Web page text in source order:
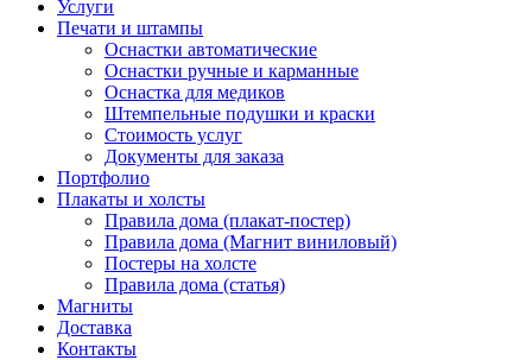
Услуги
Печати и штампы
Оснастки автоматические
Оснастки ручные и карманные
Оснастка для медиков
Штемпельные подушки и краски
Стоимость услуг
Документы для заказа
Портфолио
Плакаты и холсты
Правила дома (плакат-постер)
Правила дома (Магнит виниловый)
Постеры на холсте
Правила дома (статья)
Магниты
Доставка
Контакты